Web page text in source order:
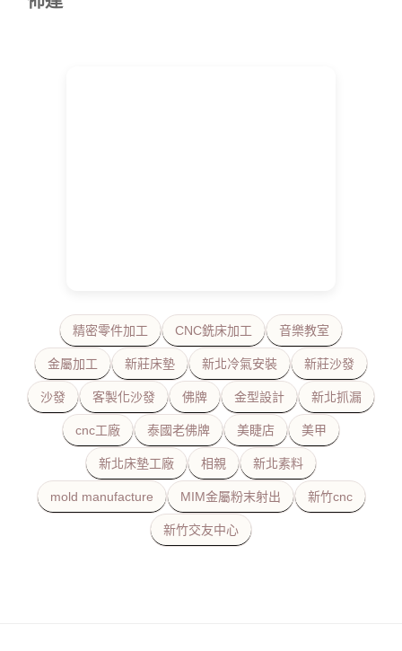
精密零件加工 CNC銑床加工 音樂教室
金屬加工 新莊床墊 新北冷氣安裝 新莊沙發
沙發 客製化沙發 佛牌 金型設計 新北抓漏
cnc工廠 泰國老佛牌 美睫店 美甲
新北床墊工廠 相親 新北素料
mold manufacture MIM金屬粉末射出 新竹cnc
新竹交友中心